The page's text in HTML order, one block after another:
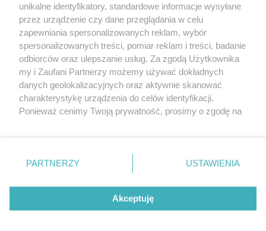
O FIRMIE POLITYKA PRYWATNOŚCI HOSTING
REKLAMA WSPÓŁPRACA RSS FACEBOOK KONTAKT
Nasze serwisy
Aktualności
Tcz24
Historia miasta
Muzyka i kultura
Archiwum wydarzeń
Zdjęcia miasta
unikalne identyfikatory, standardowe informacje wysyłane
przez urządzenie czy dane przeglądania w celu
zapewniania spersonalizowanych reklam, wybór
spersonalizowanych treści, pomiar reklam i treści, badanie
odbiorców oraz ulepszanie usług. Za zgodą Użytkownika
my i Zaufani Partnerzy możemy używać dokładnych
danych geolokalizacyjnych oraz aktywnie skanować
charakterystykę urządzenia do celów identyfikacji.
Ponieważ cenimy Twoją prywatność, prosimy o zgodę na
znajdujący się w lewym dolnym rogu strony
. Niektóre
przetwarzaniu. Preferencje będą miały zastosowania tylko
PARTNERZY USTAWIENIA
Akceptuję